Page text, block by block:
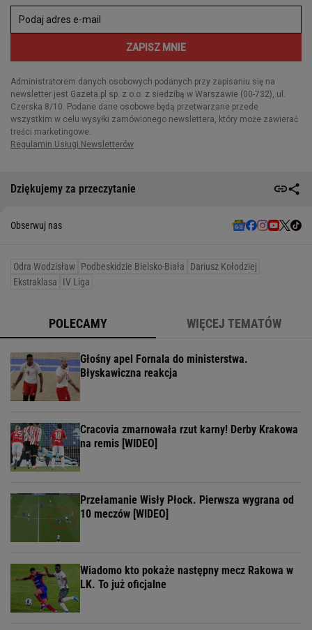
Dziękujemy za przeczytanie
Obserwuj nas
Odra Wodzisław Podbeskidzie Bielsko-Biała
Dariusz Kołodziej
Ekstraklasa
IV Liga
POLECAMY WIĘCEJ TEMATÓW
Głośny apel Fornala do ministerstwa.
Błyskawiczna reakcja
Cracovia zmarnowała rzut karny! Derby Krakowa
na remis [WIDEO]
Przełamanie Wisły Płock. Pierwsza wygrana od
10 meczów [WIDEO]
Wiadomo kto pokaże następny mecz Rakowa w
LK. To już oficjalne